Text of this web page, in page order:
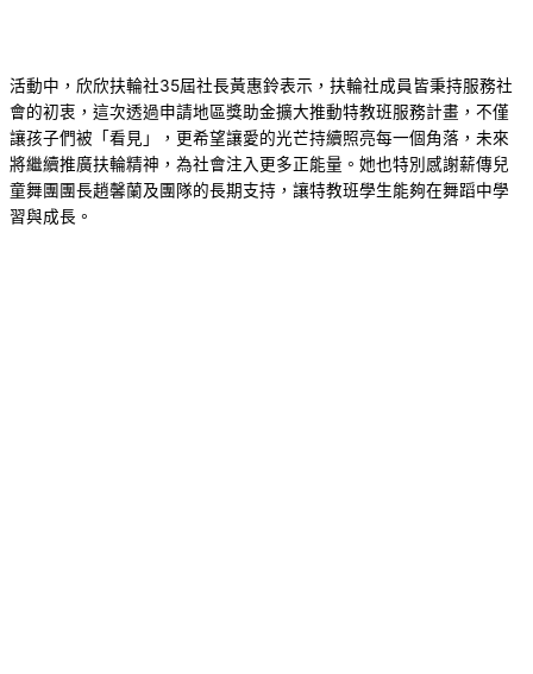
活動中，欣欣扶輪社35屆社長黃惠鈴表示，扶輪社成員皆秉持服務社
會的初衷，這次透過申請地區獎助金擴大推動特教班服務計畫，不僅
讓孩子們被「看見」，更希望讓愛的光芒持續照亮每一個角落，未來
將繼續推廣扶輪精神，為社會注入更多正能量。她也特別感謝薪傳兒
童舞團團長趙馨蘭及團隊的長期支持，讓特教班學生能夠在舞蹈中學
習與成長。